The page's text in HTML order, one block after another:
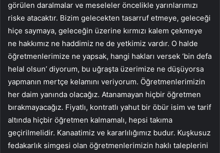
görülen daralmalar ve meseleler öncelikle yarınlarımızı
riske atacaktır. Bizim gelecekten tasarruf etmeye, geleceği
hiçe saymaya, geleceğin üzerine kırmızı kalem çekmeye
ne hakkımız ne haddimiz ne de yetkimiz vardır. O halde
öğretmenlerimize ne yapsak, hangi hakları versek ‘bin defa
helal olsun’ diyorum, bu uğraşta üzerimize ne düşüyorsa
yapmanın mertçe kelamını veriyorum. Öğretmenlerimizin
her daim yanında olacağız. Atanamayan hiçbir öğretmen
bırakmayacağız. Fiyatlı, kontratlı yahut bir öbür isim ve tarif
altında hiçbir öğretmen kalmamalı, hepsi takıma
geçirilmelidir. Kanaatimiz ve kararlılığımız budur. Kuşkusuz
fedakarlık simgesi olan öğretmenlerimizin haklı taleplerini